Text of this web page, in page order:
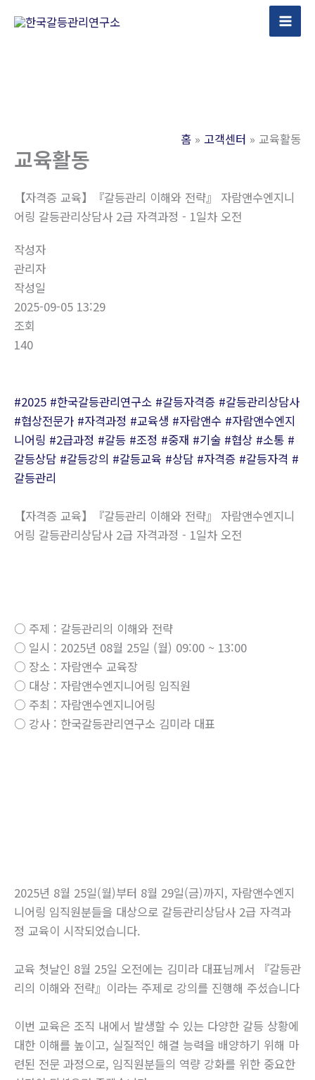
홈 고객센터 교육활동
교육활동
【자격증 교육】『갈등관리 이해와 전략』 자람앤수엔지니
어링 갈등관리상담사 2급 자격과정 - 1일차 오전
작성자
관리자
작성일
2025-09-05 13:29
조회
140
#2025 #한국갈등관리연구소 #갈등자격증 #갈등관리상담사
#협상전문가 #자격과정 #교육생 #자람앤수 #자람앤수엔지
니어링 #2급과정 #갈등 #조정 #중재 #기술 #협상 #소통 #
갈등상담 #갈등강의 #갈등교육 #상담 #자격증 #갈등자격 #
갈등관리
【자격증 교육】『갈등관리 이해와 전략』 자람앤수엔지니
어링 갈등관리상담사 2급 자격과정 - 1일차 오전
○ 주제 : 갈등관리의 이해와 전략
○ 일시 : 2025년 08월 25일 (월) 09:00 ~ 13:00
○ 장소 : 자람앤수 교육장
○ 대상 : 자람앤수엔지니어링 임직원
○ 주최 : 자람앤수엔지니어링
○ 강사 : 한국갈등관리연구소 김미라 대표
2025년 8월 25일(월)부터 8월 29일(금)까지, 자람앤수엔지
니어링 임직원분들을 대상으로 갈등관리상담사 2급 자격과
정 교육이 시작되었습니다.
교육 첫날인 8월 25일 오전에는 김미라 대표님께서 『갈등관
리의 이해와 전략』이라는 주제로 강의를 진행해 주셨습니다
이번 교육은 조직 내에서 발생할 수 있는 다양한 갈등 상황에
대한 이해를 높이고, 실질적인 해결 능력을 배양하기 위해 마
련된 전문 과정으로, 임직원분들의 역량 강화를 위한 중요한